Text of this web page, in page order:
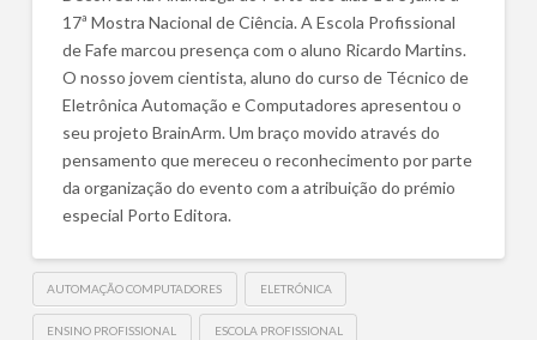
17ª Mostra Nacional de Ciência. A Escola Profissional
de Fafe marcou presença com o aluno Ricardo Martins.
O nosso jovem cientista, aluno do curso de Técnico de
Eletrônica Automação e Computadores apresentou o
seu projeto BrainArm. Um braço movido através do
pensamento que mereceu o reconhecimento por parte
da organização do evento com a atribuição do prémio
especial Porto Editora.
AUTOMAÇÃO COMPUTADORES ELETRÓNICA
ENSINO PROFISSIONAL ESCOLA PROFISSIONAL